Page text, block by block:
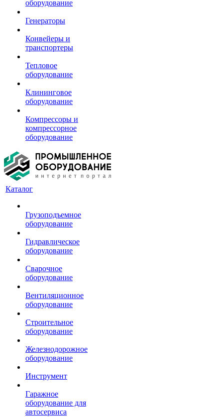
оборудование
Генераторы
Конвейеры и
транспортеры
Тепловое
оборудование
Клининговое
оборудование
Компрессоры и
компрессорное
оборудование
Каталог
Грузоподъемное
оборудование
Гидравлическое
оборудование
Сварочное
оборудование
Вентиляционное
оборудование
Строительное
оборудование
Железнодорожное
оборудование
Инструмент
Гаражное
оборудование для
автосервиса